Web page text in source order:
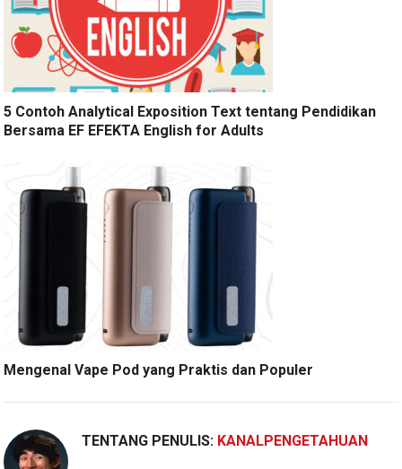
5 Contoh Analytical Exposition Text tentang Pendidikan
Bersama EF EFEKTA English for Adults
Mengenal Vape Pod yang Praktis dan Populer
TENTANG PENULIS: KANALPENGETAHUAN